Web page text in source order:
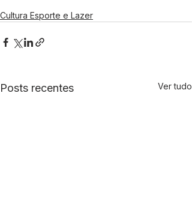
Cultura Esporte e Lazer
Posts recentes Ver tudo